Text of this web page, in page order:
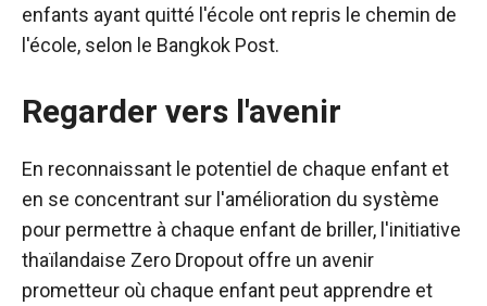
enfants ayant quitté l'école ont repris le chemin de
l'école, selon le Bangkok Post.
Regarder vers l'avenir
En reconnaissant le potentiel de chaque enfant et
en se concentrant sur l'amélioration du système
pour permettre à chaque enfant de briller, l'initiative
thaïlandaise Zero Dropout offre un avenir
prometteur où chaque enfant peut apprendre et